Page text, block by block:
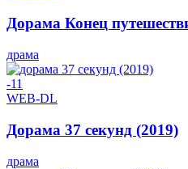
Дорама Конец
драма
-11
WEB-DL
Дорама 37 секунд (2019)
драма